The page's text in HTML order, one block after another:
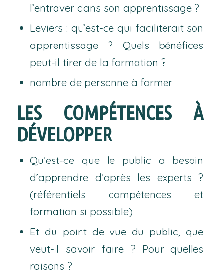
l’entraver dans son apprentissage ?
Leviers : qu’est-ce qui faciliterait son
apprentissage ? Quels bénéfices
peut-il tirer de la formation ?
nombre de personne à former
LES COMPÉTENCES À
DÉVELOPPER
Qu’est-ce que le public a besoin
d’apprendre d’après les experts ?
(référentiels compétences et
formation si possible)
Et du point de vue du public, que
veut-il savoir faire ? Pour quelles
raisons ?